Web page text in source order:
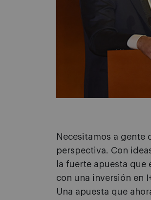
Necesitamos a gente
perspectiva. Con
la fuerte apuesta
con una inversión en
Una apuesta que